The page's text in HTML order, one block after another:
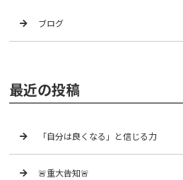
ブログ
最近の投稿
「自分は良くなる」と信じる力
🚨重大告知🚨